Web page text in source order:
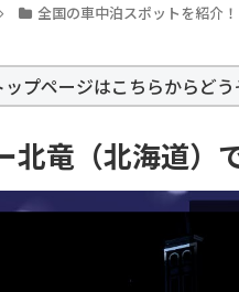
全国の車中泊スポットを紹介！
プページはこちらからどう
北竜（北海道）